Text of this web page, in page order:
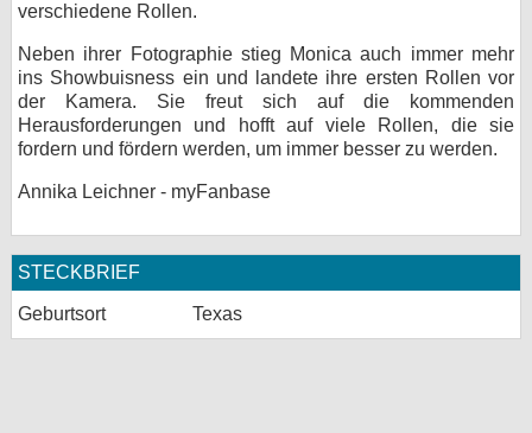
verschiedene Rollen.
Neben ihrer Fotographie stieg Monica auch immer mehr
ins Showbuisness ein und landete ihre ersten Rollen vor
der Kamera. Sie freut sich auf die kommenden
Herausforderungen und hofft auf viele Rollen, die sie
fordern und fördern werden, um immer besser zu werden.
Annika Leichner - myFanbase
STECKBRIEF
Geburtsort Texas
Desktop-Ansicht
myFanbase